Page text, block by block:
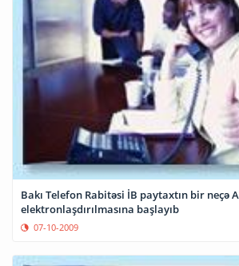
Bakı Telefon Rabitəsi İB paytaxtın bir neçə
elektronlaşdırılmasına başlayıb
07-10-2009